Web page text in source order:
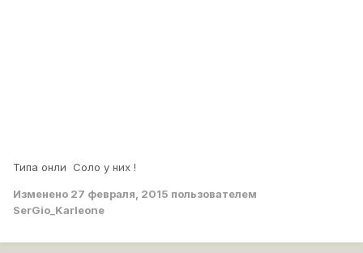
Типа онли Соло у них !
Изменено 27 февраля, 2015 пользователем
SerGio_Karleone